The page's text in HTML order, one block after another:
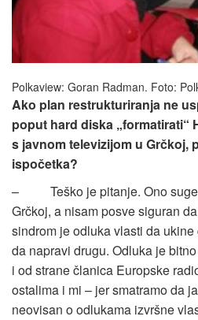
Polkaview: Goran Radman. Foto:
Ako plan restrukturiranja ne
poput hard diska „formatirati“
s javnom televizijom u Grčkoj,
ispočetka?
– Teško je pitanje. Ono
Grčkoj, a nisam posve siguran
sindrom je odluka vlasti da
da napravi drugu. Odluka je
i od strane članica Europske
ostalima i mi – jer smatramo da
neovisan o odlukama izvršne